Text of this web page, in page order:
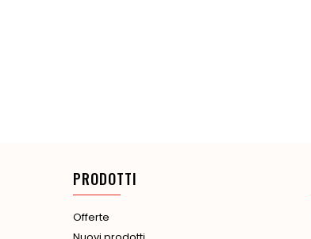
PRODOTTI
Offerte